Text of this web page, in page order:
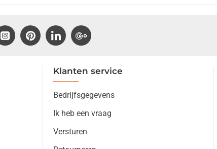
Klanten service
Bedrijfsgegevens
Ik heb een vraag
Versturen